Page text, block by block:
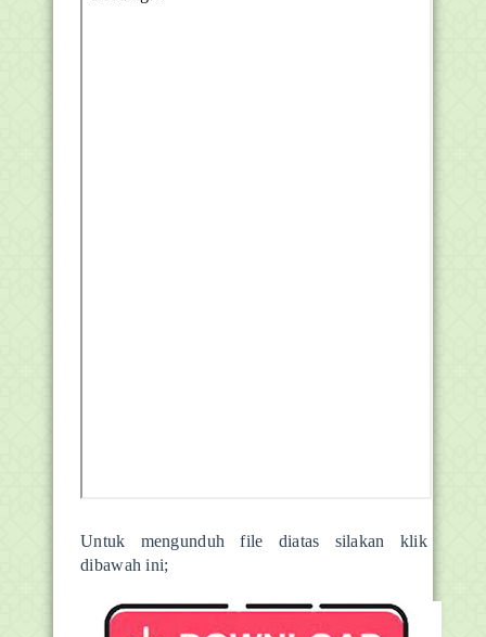
Untuk mengunduh file diatas silakan klik
dibawah ini;